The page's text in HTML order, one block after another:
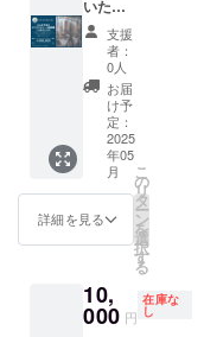
のアロ
マ、ス
カッと
した喉
越しが
海との
相性が
抜群！
グルー
プフ
ルー
ツ、
オレン
ジ、完
熟トロ
アル
コール
度数を
少し下
げ、 飲
みやす
い IPA
に仕上
げまし
た。 夏
の海の
相棒と
呼べる
Sessio
ご堪能
くださ
い。
20坪の
屋外ス
ペース
と約15
坪のカ
フェ
バース
ペー
ス。醸
造所に
併設し
たこち
らのイ
ベント
スをお
使い頂
けま
ハウス
の一つ
です。
パワー
スポッ
トとし
て有名
な白里
海岸で
元日の
日の出
が見え
る年末
年始は
約殺到
の
Sparkle
いた皆
様で交
流しな
がら1つ
のオリ
ジナル
クラフ
トビー
ルを醸
造いた
だける
醸造権
です。
理想の
を作る
ために
数回の
支援
者：
0人
お届
け予
定：
2025
年05
月
詳細を見る
こ
の
リ
タ
ー
ン
を
選
択
す
る
10,
000 円
在庫な
し